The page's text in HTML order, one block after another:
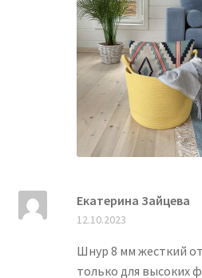
Екатерина Зайцева
12.10.2023
Шнур 8 мм жесткий
только для высоких